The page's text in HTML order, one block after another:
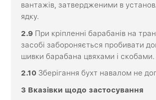
вантажів, затвердженими в
ядку.
2.9 При кріпленні барабанів на
засобі забороняється пробивати
шивки барабана цвяхами і скобами.
2.10 Зберігання бухт навалом не
3 Вказівки щодо застосування